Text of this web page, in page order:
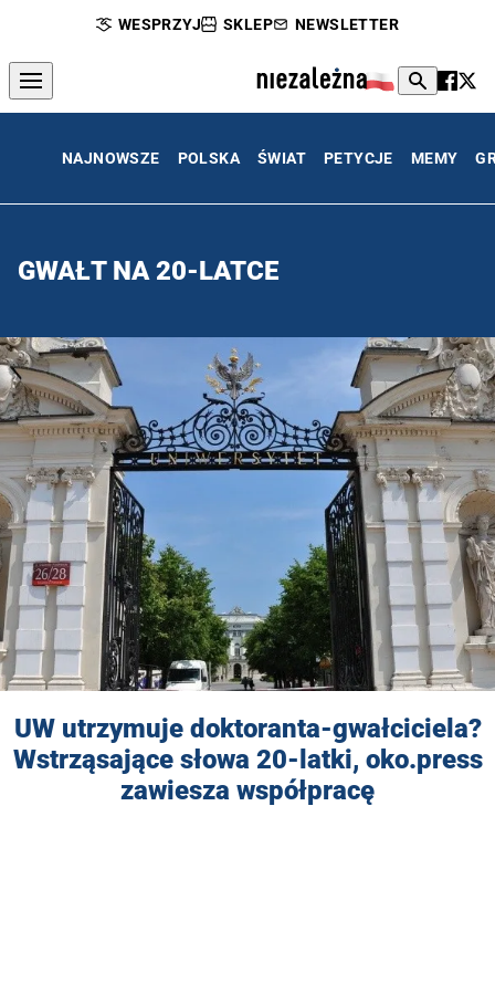
WESPRZYJ SKLEP NEWSLETTER
NAJNOWSZE POLSKA ŚWIAT PETYCJE MEMY
GWAŁT NA 20-LATCE
UW utrzymuje doktoranta-gwałciciela?
Wstrząsające słowa 20-latki, oko.press
zawiesza współpracę